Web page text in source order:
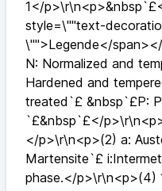
1</
style=\""text-
\"">Legende</
N: Normalized and
Hardened and
treated`£ &nbsp`£P:
`£&nbsp`£</
</p>\r\n<p>(2) a:
Martensite`£
phase.</p>\r\n<p>(4)